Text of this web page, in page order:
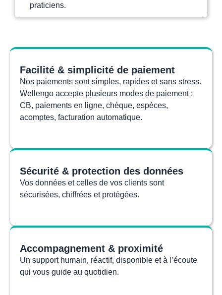
praticiens.
Facilité & simplicité de paiement
Nos paiements sont simples, rapides et sans stress.
Wellengo accepte plusieurs modes de paiement :
CB, paiements en ligne, chèque, espèces,
acomptes, facturation automatique.
Sécurité & protection des données
Vos données et celles de vos clients sont
sécurisées, chiffrées et protégées.
Accompagnement & proximité
Un support humain, réactif, disponible et à l’écoute
qui vous guide au quotidien.